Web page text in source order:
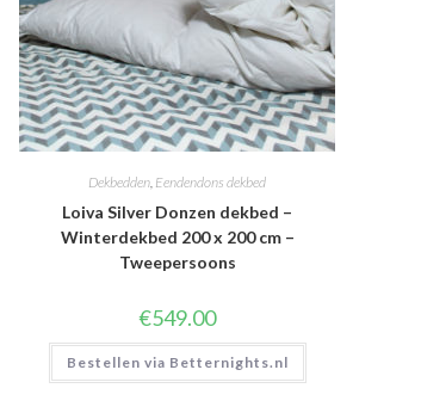
Dekbedden, Eendendons dekbed
Loiva Silver Donzen dekbed –
Winterdekbed 200 x 200 cm –
Tweepersoons
€549.00
Bestellen via Betternights.nl